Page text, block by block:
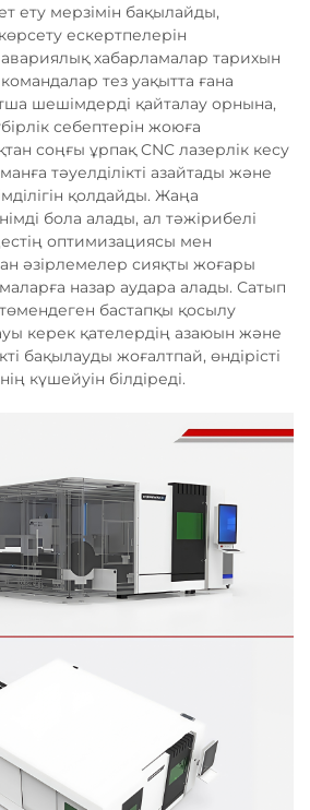
ету мерзімін бақылайды,
ескертпелерін
хабарламалар тарихын
тез уақытта ғана
шешімдерді қайталау орнына,
себептерін жоюға
соңғы ұрпақ CNC лазерлік кесу
тәуелділікті азайтады және
қолдайды. Жаңа
бола алады, ал тәжірибелі
оптимизациясы мен
әзірлемелер сияқты жоғары
назар аудара алады. Сатып
бастапқы қосылу
керек қателердің азаюын және
бақылауды жоғалтпай, өндірісті
күшейуін білдіреді.